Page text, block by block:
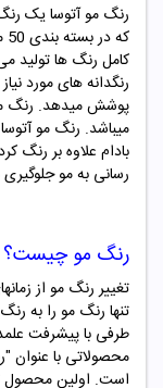
رنگ مو آتوسا یک
کامل رنگ ها تولید
رنگدانه های مورد
پوشش میدهد. رنگ مو
میباشد. رنگ مو
بادام علاوه بر رنگ
رسانی به مو جلوگیری
رنگ مو چیست؟
تغییر رنگ مو از
تنها رنگ مو را به
طرفی با پیشرفت
محصولاتی با عنوان "